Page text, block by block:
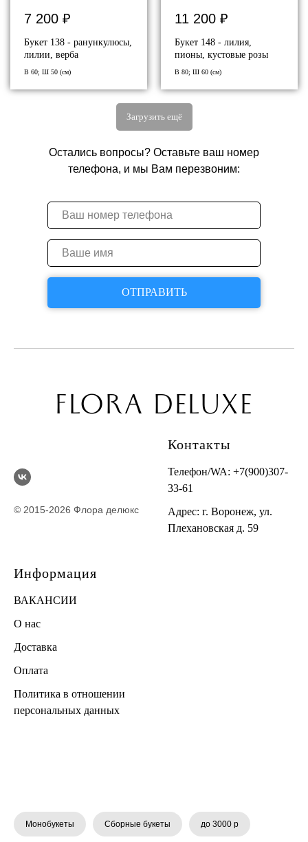
7 200 ₽
Букет 138 - ранункулюсы,
лилии, верба
В 60; Ш 50 (см)
11 200 ₽
Букет 148 - лилия,
пионы, кустовые розы
В 80; Ш 60 (см)
Загрузить ещё
ОТПРАВИТЬ
Остались вопросы? Оставьте ваш номер
телефона, и мы Вам перезвоним:
FLORA DELUXE
© 2015-2026 Флора делюкс
Контакты
Телефон/WA: +7(900)307-
33-61
Адрес: г. Воронеж, ул.
Плехановская д. 59
Информация
ВАКАНСИИ
О нас
Доставка
Оплата
Политика в отношении
персональных данных
Монобукеты Сборные букеты до 3000 р